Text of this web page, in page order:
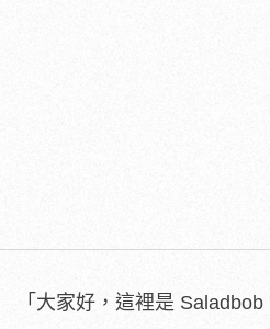
「大家好，這裡是